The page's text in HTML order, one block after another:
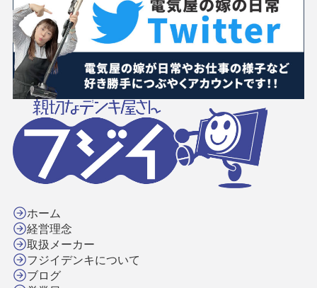
ホーム
経営理念
取扱メーカー
フジイデンキについて
ブログ